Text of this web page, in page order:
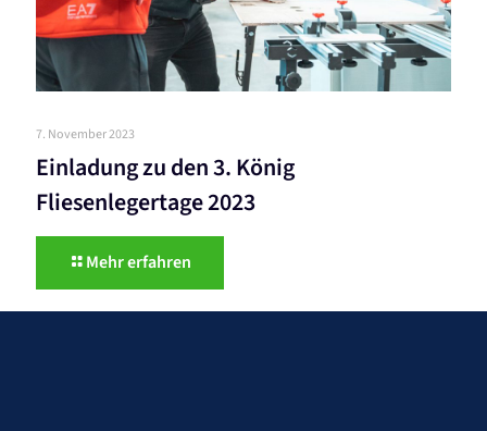
7. November 2023
Einladung zu den 3. König
Fliesenlegertage 2023
Mehr erfahren